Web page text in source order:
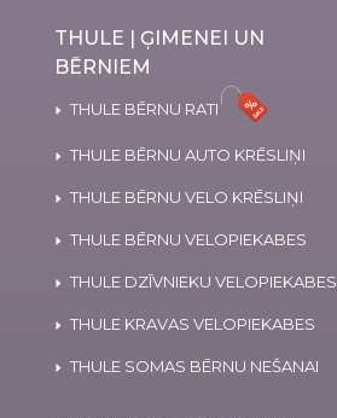
THULE | ĢIMENEI UN
BĒRNIEM
THULE BĒRNU RATI
THULE BĒRNU AUTO KRĒSLIŅI
THULE BĒRNU VELO KRĒSLIŅI
THULE BĒRNU VELOPIEKABES
THULE DZĪVNIEKU VELOPIEKABES
THULE KRAVAS VELOPIEKABES
THULE SOMAS BĒRNU NEŠANAI